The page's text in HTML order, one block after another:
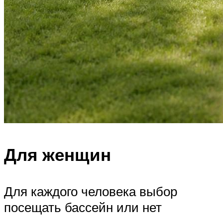
Для женщин
Для каждого человека выбор
посещать бассейн или нет